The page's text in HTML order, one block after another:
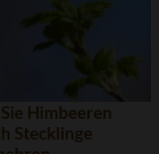
Himbeeren
Stecklinge